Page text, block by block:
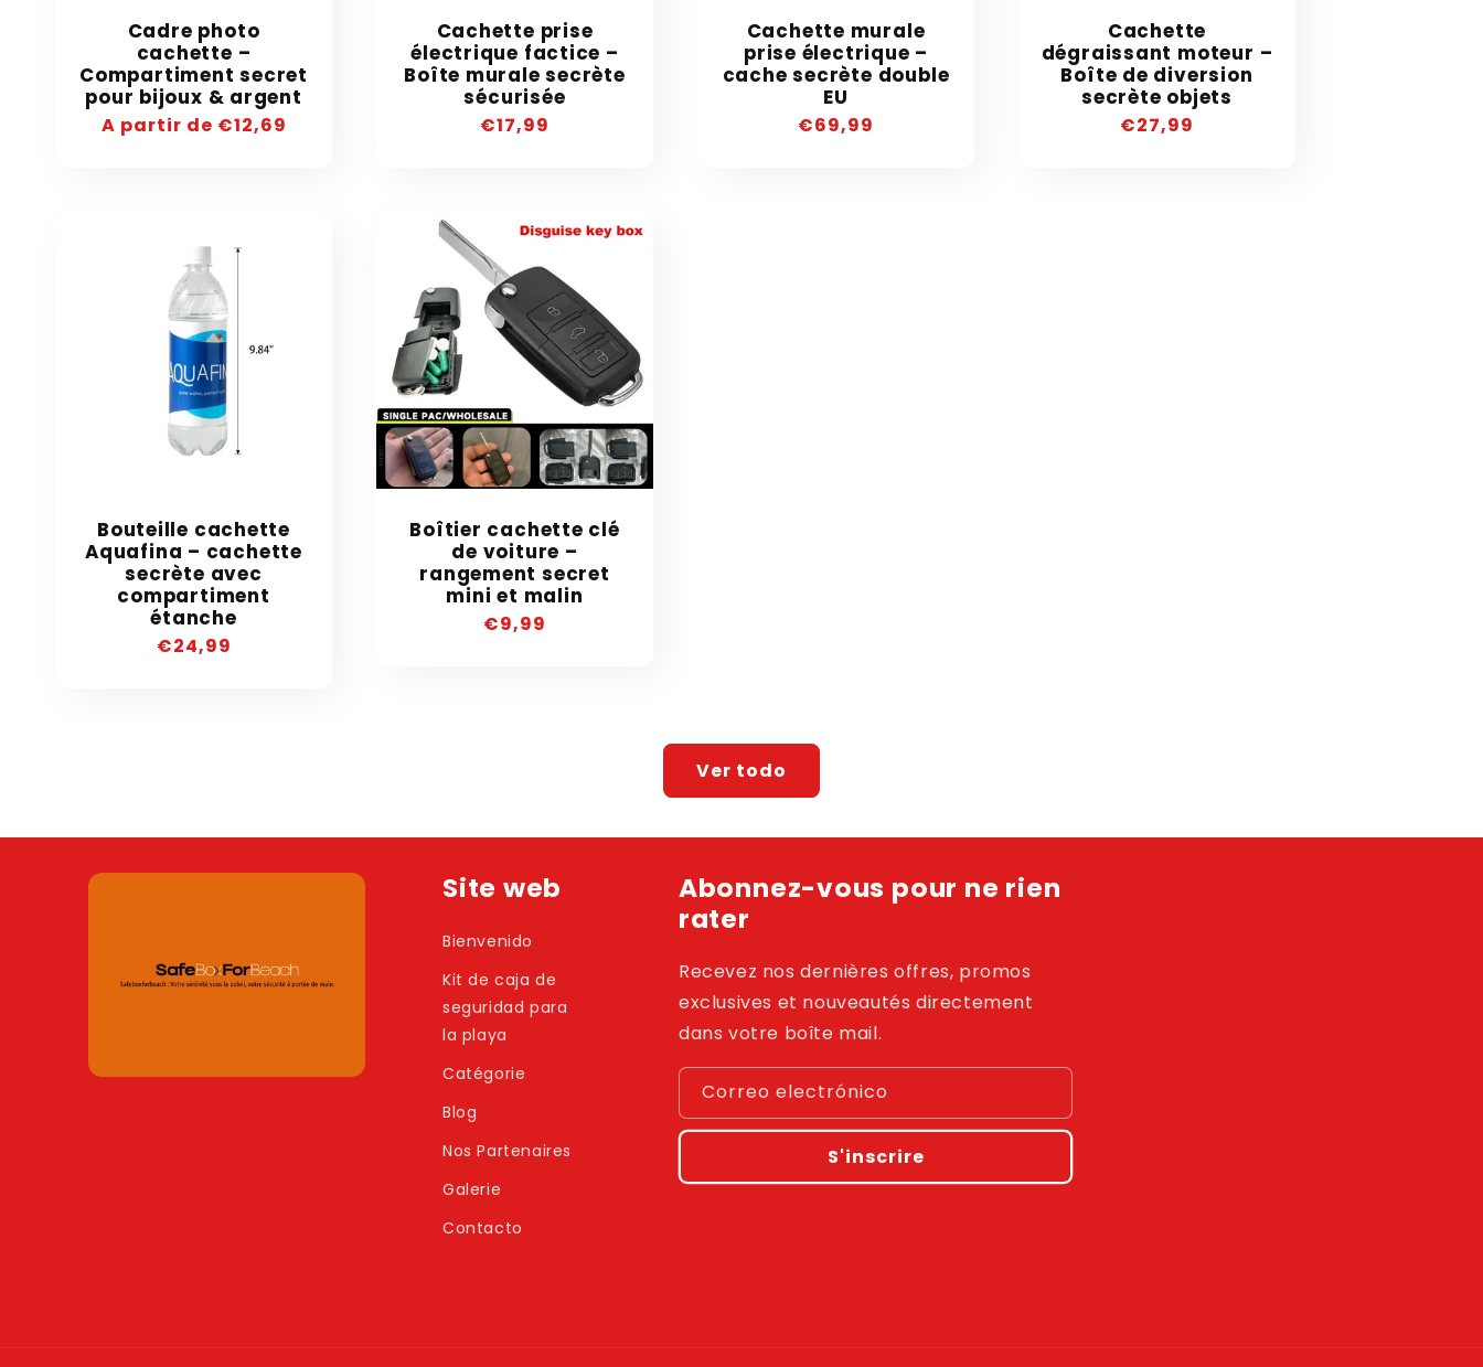
Cadre photo
cachette –
Compartiment secret
pour bijoux & argent
Precio
A partir de €12,69
Cachette prise
électrique factice –
Boîte murale secrète
sécurisée
Precio
€17,99
Cachette murale
prise électrique –
cache secrète double
EU
Precio
€69,99
Cachette
dégraissant moteur –
Boîte de diversion
secrète objets
Precio
€27,99
Bouteille cachette
Aquafina – cachette
secrète avec
compartiment
étanche
Precio
€24,99
Boîtier cachette clé
de voiture –
rangement secret
mini et malin
Precio
€9,99
Ver todo
Site web
Bienvenido
Kit de caja de
seguridad para
la playa
Catégorie
Blog
Nos Partenaires
Galerie
Contacto
Abonnez-vous pour ne rien
rater
Recevez nos dernières offres, promos
exclusives et nouveautés directement
dans votre boîte mail.
Correo electrónico
S'inscrire